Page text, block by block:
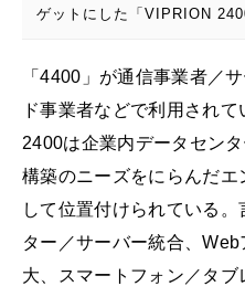
ゲットにした「VIPRION
「4400」が通信事業者／
ド事業者などで利用され
2400は企業内データセン
構築のニーズをにらんだエ
して位置付けられている
ター／サーバー統合、
大、スマートフォン／タブ